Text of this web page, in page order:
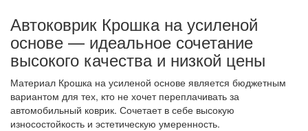
Автоковрик Крошка на усиленой
основе — идеальное сочетание
высокого качества и низкой цены
Материал Крошка на усиленой основе является бюджетным
вариантом для тех, кто не хочет переплачивать за
автомобильный коврик. Сочетает в себе высокую
износостойкость и эстетическую умеренность.